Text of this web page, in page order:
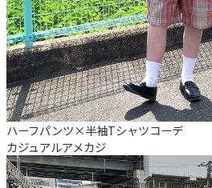
ハーフパンツ×半袖Tシャツコーデ
カジュアルアメカジ